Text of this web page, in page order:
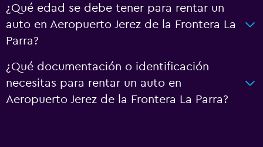
¿Qué edad se debe tener para rentar un
auto en Aeropuerto Jerez de la Frontera La
Parra?
¿Qué documentación o identificación
necesitas para rentar un auto en
Aeropuerto Jerez de la Frontera La Parra?